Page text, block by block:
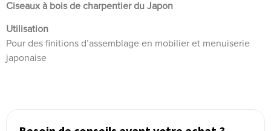
Ciseaux à bois de charpentier du Japon
Utilisation
Pour des finitions d’assemblage en mobilier et menuiserie
japonaise